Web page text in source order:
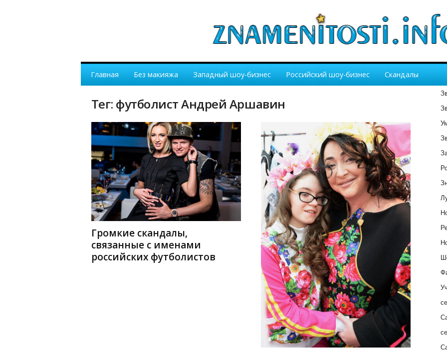
Главная Без макияжа Западный шоу-бизнес Российский шоу-бизнес Скандалы
Тег: футболист Андрей Аршавин
Громкие скандалы,
связанные с именами
российских футболистов